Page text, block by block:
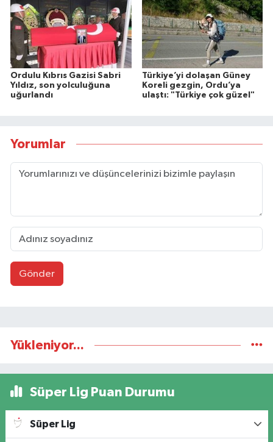
Ordulu Kıbrıs Gazisi Sabri
Yıldız, son yolculuğuna
uğurlandı
Türkiye’yi dolaşan Güney
Koreli gezgin, Ordu’ya
ulaştı: "Türkiye çok güzel"
Yorumlar
Gönder
Yükleniyor...
Süper Lig Puan Durumu
Süper Lig